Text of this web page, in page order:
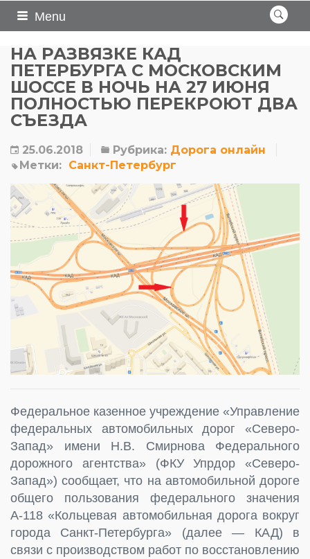
Menu
НА РАЗВЯЗКЕ КАД
ПЕТЕРБУРГА С МОСКОВСКИМ
ШОССЕ В НОЧЬ НА 27 ИЮНЯ
ПОЛНОСТЬЮ ПЕРЕКРОЮТ ДВА
СЪЕЗДА
25.06.2018 Рубрика: Дорога онлайн
Метки: Санкт-Петербург
Федеральное казенное учреждение «Управление
федеральных автомобильных дорог «Северо-
Запад» имени Н.В. Смирнова Федерального
дорожного агентства» (ФКУ Упрдор «Северо-
Запад») сообщает, что на автомобильной дороге
общего пользования федерального значения
А-118 «Кольцевая автомобильная дорога вокруг
города Санкт-Петербурга» (далее — КАД) в
связи с производством работ по восстановлению